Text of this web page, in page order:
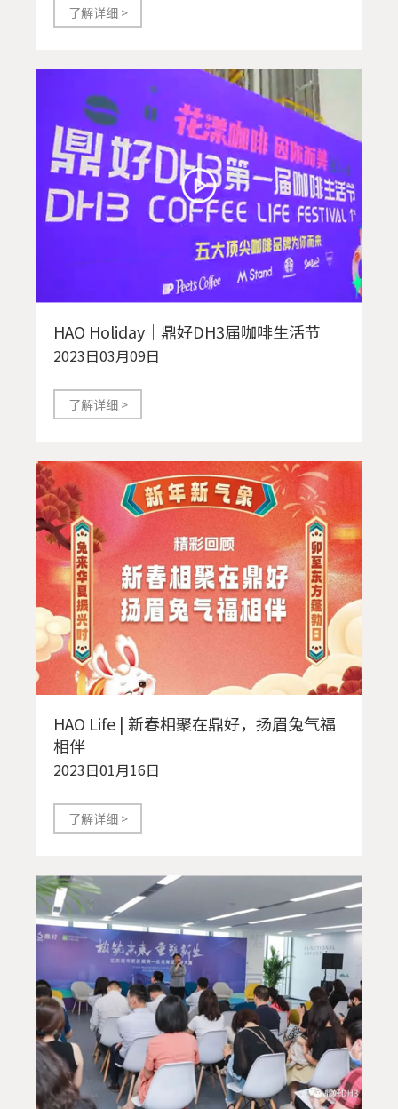
了解详细 >
HAO Holiday｜鼎好DH3届咖啡生活节
2023日03月09日
了解详细 >
HAO Life | 新春相聚在鼎好，扬眉兔气福
相伴
2023日01月16日
了解详细 >